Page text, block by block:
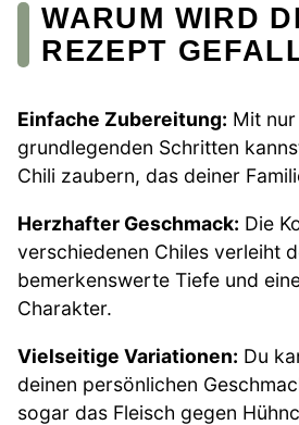
WARUM WIRD
REZEPT
Einfache Zubereitung: Mit
grundlegenden Schritten
Chili zaubern, das deiner
Herzhafter Geschmack: Die
verschiedenen Chiles verleiht
bemerkenswerte Tiefe und
Charakter.
Vielseitige Variationen: Du
deinen persönlichen
sogar das Fleisch gegen